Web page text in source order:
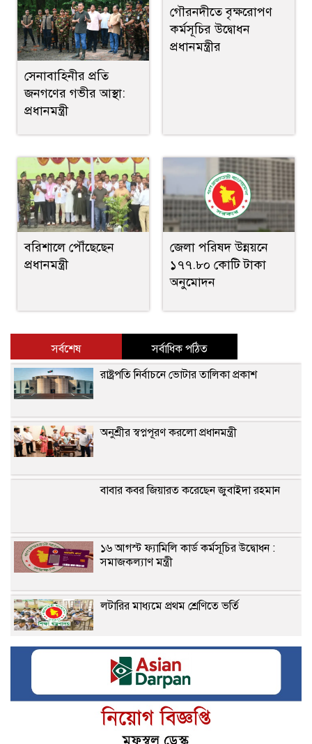
সেনাবাহিনীর প্রতি
জনগণের গভীর আস্থা:
প্রধানমন্ত্রী
গৌরনদীতে বৃক্ষরোপণ
কর্মসূচির উদ্বোধন
প্রধানমন্ত্রীর
বরিশালে পৌঁছেছেন
প্রধানমন্ত্রী
জেলা পরিষদ উন্নয়নে
১৭৭.৮০ কোটি টাকা
অনুমোদন
সর্বশেষ
সর্বাধিক পঠিত
রাষ্ট্রপতি নির্বাচনে ভোটার তালিকা প্রকাশ
অনুশ্রীর স্বপ্নপূরণ করলো প্রধানমন্ত্রী
বাবার কবর জিয়ারত করেছেন জুবাইদা রহমান
১৬ আগস্ট ফ্যামিলি কার্ড কর্মসূচির উদ্বোধন :
সমাজকল্যাণ মন্ত্রী
লটারির মাধ্যমে প্রথম শ্রেণিতে ভর্তি
হাফিজুরকে ২৪ ঘণ্টার মধ্যে আত্মসমর্পণের নির্দেশ
স্বৈরাচারের বিষয়ে ভারত ব্যবস্থা না নিলে উদ্বেগ
বাড়বে